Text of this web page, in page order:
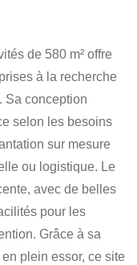
de 580 m² offre
à la recherche
Sa conception
selon les besoins
sur mesure
ou logistique. Le
avec de belles
pour les
Grâce à sa
plein essor, ce site